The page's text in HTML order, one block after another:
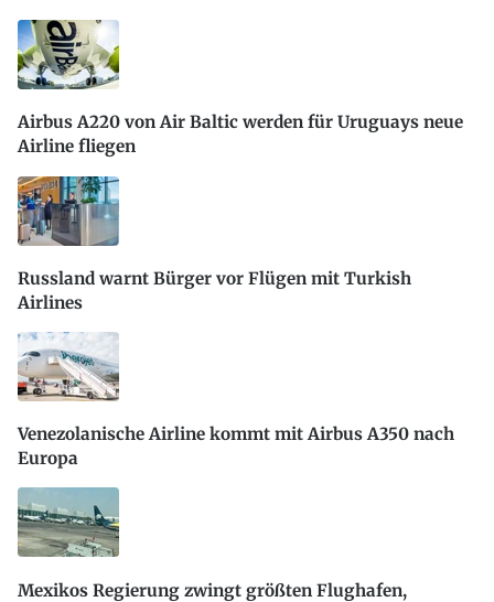
Airbus A220 von Air Baltic werden für Uruguays neue
Airline fliegen
Russland warnt Bürger vor Flügen mit Turkish
Airlines
Venezolanische Airline kommt mit Airbus A350 nach
Europa
Mexikos Regierung zwingt größten Flughafen,